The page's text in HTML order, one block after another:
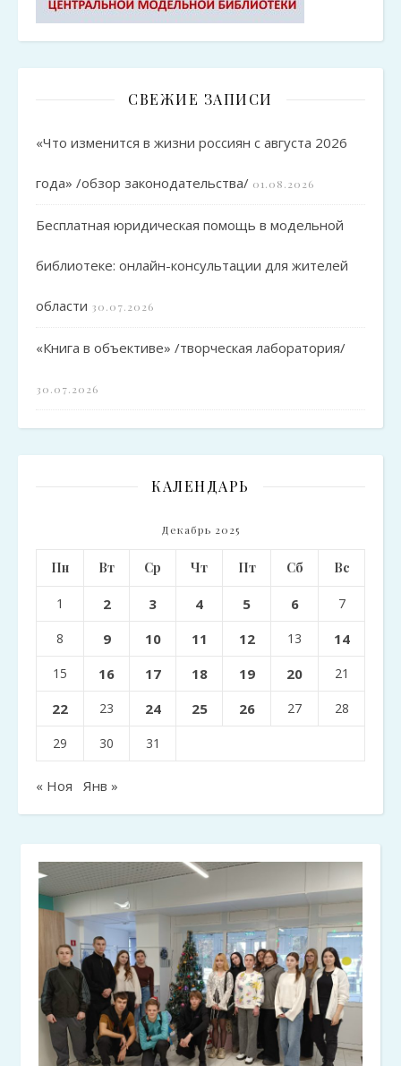
СВЕЖИЕ ЗАПИСИ
«Что изменится в жизни россиян с августа 2026
года» /обзор законодательства/ 01.08.2026
Бесплатная юридическая помощь в модельной
библиотеке: онлайн-консультации для жителей
области 30.07.2026
«Книга в объективе» /творческая лаборатория/
30.07.2026
КАЛЕНДАРЬ
Декабрь 2025
Пн Вт Ср Чт Пт Сб Вс
1 2 3 4 5 6 7
8 9 10 11 12 13 14
15 16 17 18 19 20 21
22 23 24 25 26 27 28
29 30 31
« Ноя Янв »